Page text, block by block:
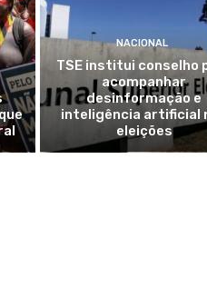
NACIONAL
TSE institui conselho
acompanhar
desinformação e
inteligência artificial
eleições